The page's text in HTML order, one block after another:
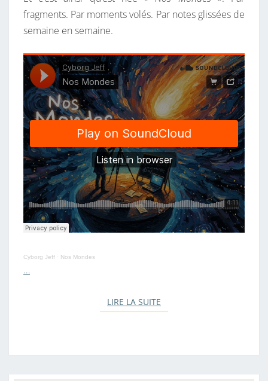
fragments. Par moments volés. Par notes glissées de
semaine en semaine.
Cyborg Jeff · Nos Mondes
…
LIRE LA SUITE